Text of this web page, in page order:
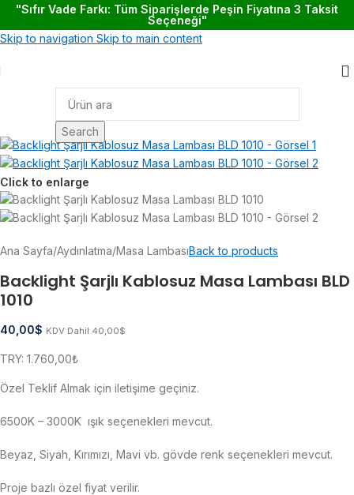
"Sıfır Vade Farkı: Tüm Siparişlerde Peşin Fiyatına 3 Taksit
Seçeneği"
Skip to navigation Skip to main content
Search
Click to enlarge
Ana Sayfa/Aydınlatma/Masa LambasıBack to products
Backlight Şarjlı Kablosuz Masa Lambası BLD
1010
40,00$ KDV Dahil 40,00$
TRY: 1.760,00₺
Özel Teklif Almak için iletişime geçiniz.
6500K – 3000K ışık seçenekleri mevcut.
Beyaz, Siyah, Kırımızı, Mavi vb. gövde renk seçenekleri mevcut.
Proje bazlı özel fiyat verilir.